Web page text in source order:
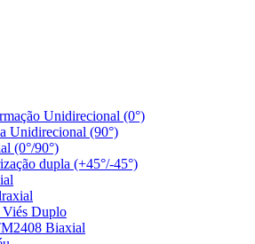
Unidirecional (0°)
Unidirecional (90°)
(0°/90°)
dupla (+45°/-45°)
Viés Duplo
Biaxial